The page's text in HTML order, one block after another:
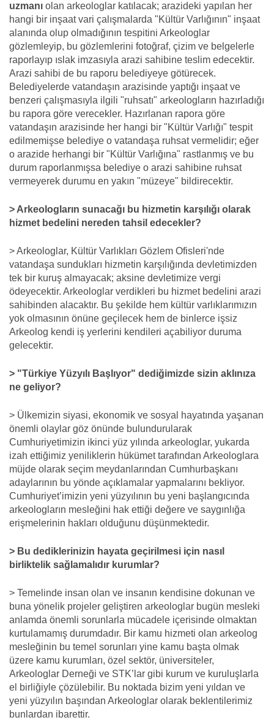
uzmanı olan arkeologlar katılacak; arazideki yapılan her
hangi bir inşaat vari çalışmalarda "Kültür Varlığının" inşaat
alanında olup olmadığının tespitini Arkeologlar
gözlemleyip, bu gözlemlerini fotoğraf, çizim ve belgelerle
raporlayıp ıslak imzasıyla arazi sahibine teslim edecektir.
Arazi sahibi de bu raporu belediyeye götürecek.
Belediyelerde vatandaşın arazisinde yaptığı inşaat ve
benzeri çalışmasıyla ilgili "ruhsatı" arkeologların hazırladığı
bu rapora göre verecekler. Hazırlanan rapora göre
vatandaşın arazisinde her hangi bir "Kültür Varlığı" tespit
edilmemişse belediye o vatandaşa ruhsat vermelidir; eğer
o arazide herhangi bir "Kültür Varlığına" rastlanmış ve bu
durum raporlanmışsa belediye o arazi sahibine ruhsat
vermeyerek durumu en yakın "müzeye" bildirecektir.
> Arkeologların sunacağı bu hizmetin karşılığı olarak
hizmet bedelini nereden tahsil edecekler?
> Arkeologlar, Kültür Varlıkları Gözlem Ofisleri'nde
vatandaşa sundukları hizmetin karşılığında devletimizden
tek bir kuruş almayacak; aksine devletimize vergi
ödeyecektir. Arkeologlar verdikleri bu hizmet bedelini arazi
sahibinden alacaktır. Bu şekilde hem kültür varlıklarımızın
yok olmasının önüne geçilecek hem de binlerce işsiz
Arkeolog kendi iş yerlerini kendileri açabiliyor duruma
gelecektir.
> "Türkiye Yüzyılı Başlıyor" dediğimizde sizin aklınıza
ne geliyor?
> Ülkemizin siyasi, ekonomik ve sosyal hayatında yaşanan
önemli olaylar göz önünde bulundurularak
Cumhuriyetimizin ikinci yüz yılında arkeologlar, yukarda
izah ettiğimiz yeniliklerin hükümet tarafından Arkeologlara
müjde olarak seçim meydanlarından Cumhurbaşkanı
adaylarının bu yönde açıklamalar yapmalarını bekliyor.
Cumhuriyet’imizin yeni yüzyılının bu yeni başlangıcında
arkeologların mesleğini hak ettiği değere ve saygınlığa
erişmelerinin hakları olduğunu düşünmektedir.
> Bu dediklerinizin hayata geçirilmesi için nasıl
birliktelik sağlamalıdır kurumlar?
> Temelinde insan olan ve insanın kendisine dokunan ve
buna yönelik projeler geliştiren arkeologlar bugün mesleki
anlamda önemli sorunlarla mücadele içerisinde olmaktan
kurtulamamış durumdadır. Bir kamu hizmeti olan arkeolog
mesleğinin bu temel sorunları yine kamu başta olmak
üzere kamu kurumları, özel sektör, üniversiteler,
Arkeologlar Derneği ve STK’lar gibi kurum ve kuruluşlarla
el birliğiyle çözülebilir. Bu noktada bizim yeni yıldan ve
yeni yüzyılın başından Arkeologlar olarak beklentilerimiz
bunlardan ibarettir.